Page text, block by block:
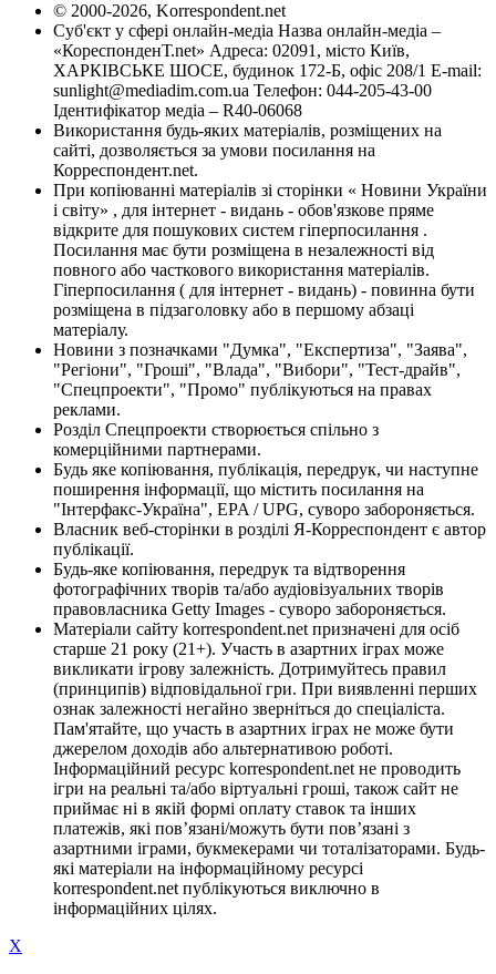
© 2000-2026, Korrespondent.net
Суб'єкт у сфері онлайн-медіа Назва онлайн-медіа –
«КореспонденТ.net» Адреса: 02091, місто Київ,
ХАРКІВСЬКЕ ШОСЕ, будинок 172-Б, офіс 208/1 E-mail:
sunlight@mediadim.com.ua Телефон: 044-205-43-00
Ідентифікатор медіа – R40-06068
Використання будь-яких матеріалів, розміщених на
сайті, дозволяється за умови посилання на
Корреспондент.net.
При копіюванні матеріалів зі сторінки « Новини України
і світу» , для інтернет - видань - обов'язкове пряме
відкрите для пошукових систем гіперпосилання .
Посилання має бути розміщена в незалежності від
повного або часткового використання матеріалів.
Гіперпосилання ( для інтернет - видань) - повинна бути
розміщена в підзаголовку або в першому абзаці
матеріалу.
Новини з позначками "Думка", "Експертиза", "Заява",
"Регіони", "Гроші", "Влада", "Вибори", "Тест-драйв",
"Спецпроекти", "Промо" публікуються на правах
реклами.
Розділ Спецпроекти створюється спільно з
комерційними партнерами.
Будь яке копіювання, публікація, передрук, чи наступне
поширення інформації, що містить посилання на
"Інтерфакс-Україна", EPA / UPG, суворо забороняється.
Власник веб-сторінки в розділі Я-Корреспондент є автор
публікації.
Будь-яке копіювання, передрук та відтворення
фотографічних творів та/або аудіовізуальних творів
правовласника Getty Images - суворо забороняється.
Матеріали сайту korrespondent.net призначені для осіб
старше 21 року (21+). Участь в азартних іграх може
викликати ігрову залежність. Дотримуйтесь правил
(принципів) відповідальної гри. При виявленні перших
ознак залежності негайно зверніться до спеціаліста.
Пам'ятайте, що участь в азартних іграх не може бути
джерелом доходів або альтернативою роботі.
Інформаційний ресурс korrespondent.net не проводить
ігри на реальні та/або віртуальні гроші, також сайт не
приймає ні в якій формі оплату ставок та інших
платежів, які пов’язані/можуть бути пов’язані з
азартними іграми, букмекерами чи тоталізаторами. Будь-
які матеріали на інформаційному ресурсі
korrespondent.net публікуються виключно в
інформаційних цілях.
X